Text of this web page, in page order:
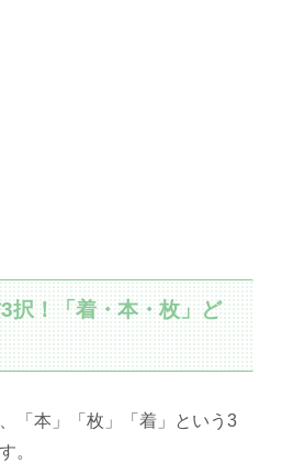
択！「着・本・枚」ど
「本」「枚」「着」という3
。